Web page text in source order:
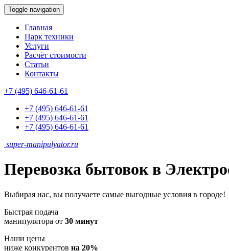
Toggle navigation
Главная
Парк техники
Услуги
Расчёт стоимости
Статьи
Контакты
+7 (495) 646-61-61
+7 (495) 646-61-61
+7 (495) 646-61-61
+7 (495) 646-61-61
super-manipulyator.ru
Перевозка бытовок в
Выбирая нас, вы получаете самые выгодные условия в городе!
Быстрая подача
манипулятора от 30 минут
Наши цены
ниже конкурентов на 20%